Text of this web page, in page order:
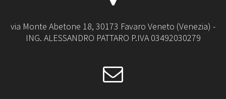
via Monte Abetone 18, 30173 Favaro Veneto (Venezia) -
ING. ALESSANDRO PATTARO P.IVA 03492030279